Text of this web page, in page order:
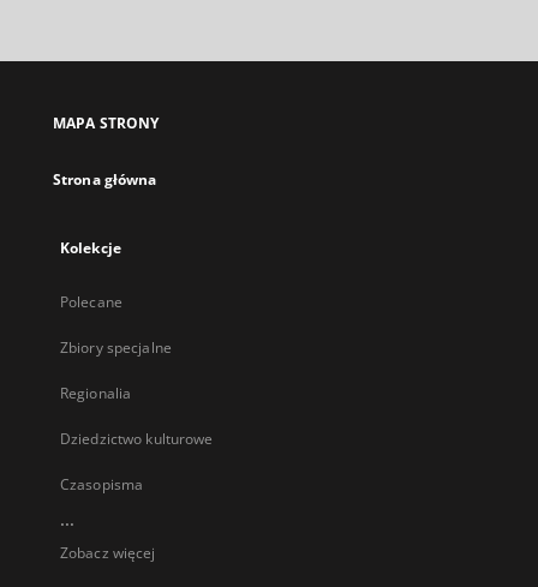
MAPA STRONY
Strona główna
Kolekcje
Polecane
Zbiory specjalne
Regionalia
Dziedzictwo kulturowe
Czasopisma
...
Zobacz więcej